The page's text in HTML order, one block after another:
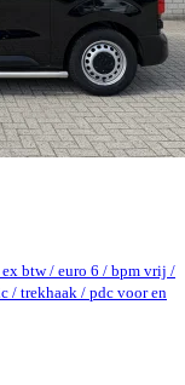
btw / euro 6 / bpm vrij /
/ trekhaak / pdc voor en